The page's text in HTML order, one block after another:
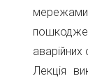
аварійних
Лекція